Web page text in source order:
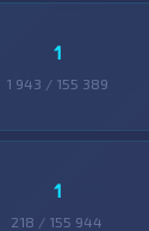
1
1 943 / 155 389
1
218 / 155 944